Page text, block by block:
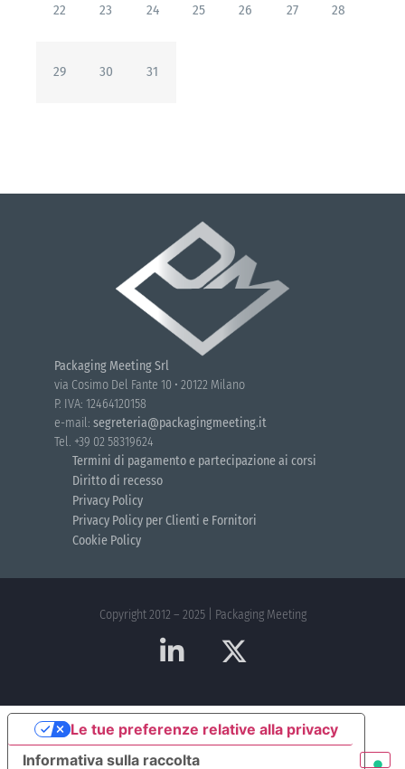
22 23 24 25 26 27 28
29 30 31
Packaging Meeting Srl
via Cosimo Del Fante 10 • 20122 Milano
P. IVA: 12464120158
e-mail: segreteria@packagingmeeting.it
Tel. +39 02 58319624
Termini di pagamento e partecipazione ai corsi
Diritto di recesso
Privacy Policy
Privacy Policy per Clienti e Fornitori
Cookie Policy
Copyright 2012 – 2025 | Packaging Meeting
Informativa sulla raccolta
Le tue preferenze relative alla privacy